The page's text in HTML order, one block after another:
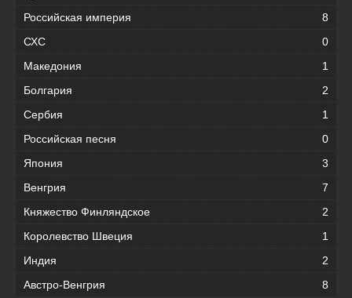
Российская империя
8
СХС
0
Македония
1
Болгария
2
Сербия
1
Российская песня
0
Япония
3
Венгрия
7
Княжество Финляндское
2
Королевство Швеция
1
Индия
2
Австро-Венгрия
8